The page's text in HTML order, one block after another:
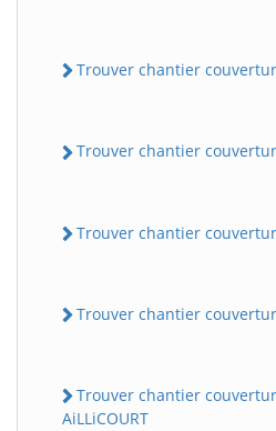
Trouver chantier
Trouver chantier
Trouver chantier
Trouver chantier
Trouver chantier
AiLLiCOURT